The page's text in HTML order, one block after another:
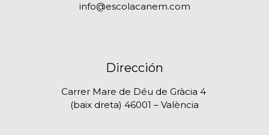
info@escolacanem.com
Dirección
Carrer Mare de Déu de Gràcia 4
(baix dreta) 46001 – València